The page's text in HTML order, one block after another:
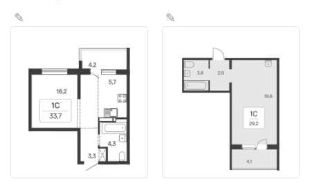
✎ ✎